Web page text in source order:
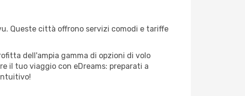
Queste città offrono servizi comodi e tariffe
dell'ampia gamma di opzioni di volo
il tuo viaggio con eDreams: preparati a